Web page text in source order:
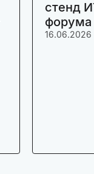
стенд
16.06.2026